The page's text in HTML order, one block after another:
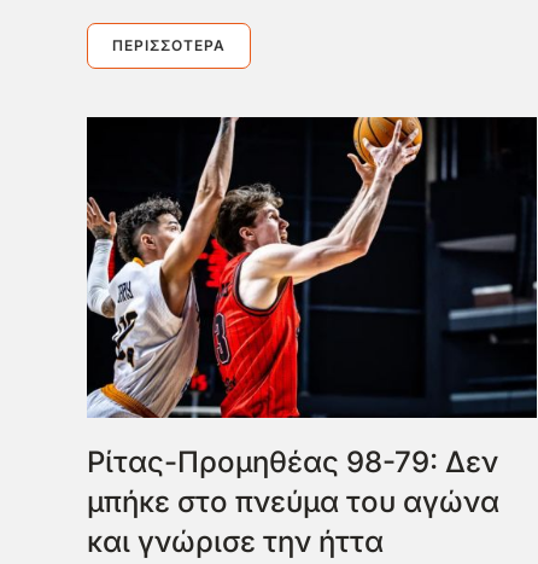
ΠΕΡΙΣΣΌΤΕΡΑ
Ρίτας-Προμηθέας 98-79: Δεν
μπήκε στο πνεύμα του αγώνα
και γνώρισε την ήττα